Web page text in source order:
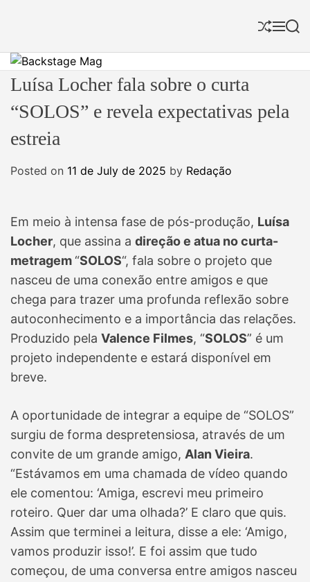
S
f
e
M
u
S
r
B
a
c
s
t
e
M
g
Luísa Locher fala sobre o curta
“SOLOS” e revela expectativas pela
estreia
Posted on 11 de July de 2025 by Redação
Em meio à intensa fase de pós-produção, Luísa
Locher, que assina a direção e atua no curta-
metragem“SOLOS“, fala sobre o projeto que
nasceu de uma conexão entre amigos e que
chega para trazer uma profunda reflexão sobre
autoconhecimento e a importância das relações.
Produzido pela Valence Filmes, “SOLOS” é um
projeto independente e estará disponível em
breve.
A oportunidade de integrar a equipe de “SOLOS”
surgiu de forma despretensiosa, através de um
convite de um grande amigo, Alan Vieira.
“Estávamos em uma chamada de vídeo quando
ele comentou: ‘Amiga, escrevi meu primeiro
roteiro. Quer dar uma olhada?’ E claro que quis.
Assim que terminei a leitura, disse a ele: ‘Amigo,
vamos produzir isso!’. E foi assim que tudo
começou, de uma conversa entre amigos nasceu